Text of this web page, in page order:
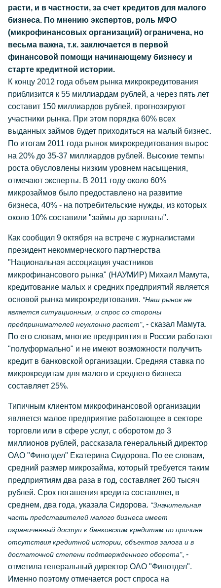
расти, и в частности, за счет кредитов для малого
бизнеса. По мнению экспертов, роль МФО
(микрофинансовых организаций) ограничена, но
весьма важна, т.к. заключается в первой
финансовой помощи начинающему бизнесу и
старте кредитной истории.
К концу 2012 года объем рынка микрокредитования
приблизится к 55 миллиардам рублей, а через пять лет
составит 150 миллиардов рублей, прогнозируют
участники рынка. При этом порядка 60% всех
выданных займов будет приходиться на малый бизнес.
По итогам 2011 года рынок микрокредитования вырос
на 20% до 35-37 миллиардов рублей. Высокие темпы
роста обусловлены низким уровнем насыщения,
отмечают эксперты. В 2011 году около 60%
микрозаймов было предоставлено на развитие
бизнеса, 40% - на потребительские нужды, из которых
около 10% составили "займы до зарплаты".
Как сообщил 9 октября на встрече с журналистами
президент некоммерческого партнерства
"Национальная ассоциация участников
микрофинансового рынка" (НАУМИР) Михаил Мамута,
кредитование малых и средних предприятий является
основой рынка микрокредитования. "Наш рынок не
является ситуационным, и спрос со стороны
предпринимателей неуклонно растет", - сказал Мамута.
По его словам, многие предприятия в России работают
"полуформально" и не имеют возможности получить
кредит в банковской организации. Средняя ставка по
микрокредитам для малого и среднего бизнеса
составляет 25%.
Типичным клиентом микрофинансовой организации
является малое предприятие работающее в секторе
торговли или в сфере услуг, с оборотом до 3
миллионов рублей, рассказала генеральный директор
ОАО "Финотдел" Екатерина Сидорова. По ее словам,
средний размер микрозайма, который требуется таким
предприятиям два раза в год, составляет 260 тысяч
рублей. Срок погашения кредита составляет, в
среднем, два года, указала Сидорова. "Значительная
часть представителей малого бизнеса имеет
ограниченный доступ к банковским кредитам по причине
отсутствия кредитной истории, объектов залога и в
достаточной степени подтвержденного оборота", -
отметила генеральный директор ОАО "Финотдел".
Именно поэтому отмечается рост спроса на